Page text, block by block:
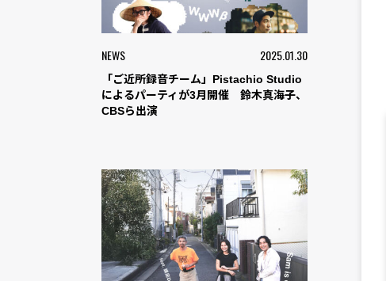
NEWS 2025.01.30
「ご近所録音チーム」Pistachio Studio
によるパーティが3月開催 鈴木真海子、
CBSら出演